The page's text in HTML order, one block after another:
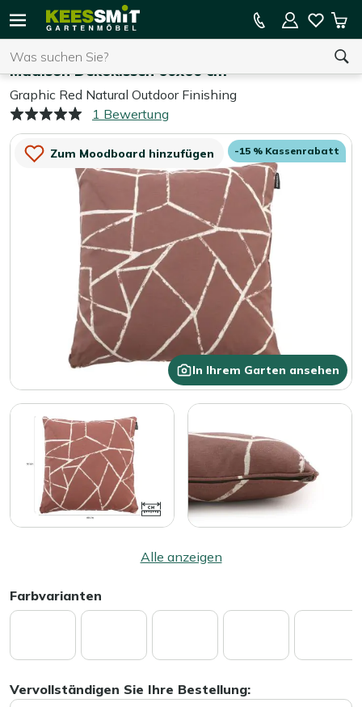
Sie haben keine Artikel in Ihrem Warenkorb.
15 % Kassenrabatt auf die gesamte Kollektion
Madison Dekokissen 60x60 cm
Graphic Red Natural Outdoor Finishing
1 Bewertung
Zum Moodboard hinzufügen
In Ihrem Garten ansehen
-15 % Kassenrabatt
Alle anzeigen
Farbvarianten
Vervollständigen Sie Ihre Bestellung: